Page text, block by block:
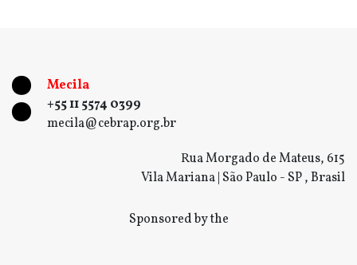
Mecila
+55 11 5574 0399
mecila@cebrap.org.br
Rua Morgado de Mateus, 615
Vila Mariana | São Paulo - SP , Brasil
Sponsored by the